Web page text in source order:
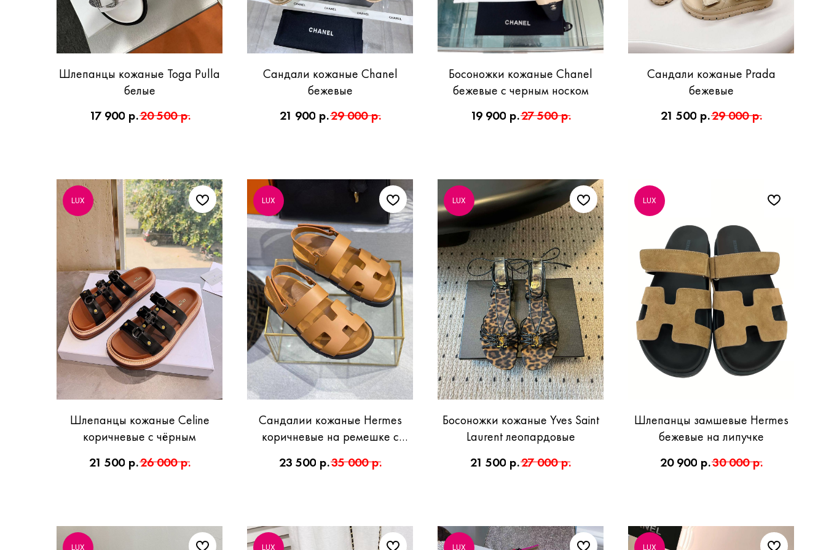
Шлепанцы кожаные Toga Pulla
белые
17 900 р.20 500 р.
Сандали кожаные Chanel
бежевые
21 900 р.29 000 р.
Босоножки кожаные Chanel
бежевые с черным носком
19 900 р.27 500 р.
Сандали кожаные Prada
бежевые
21 500 р.29 000 р.
LUX
Шлепанцы кожаные Celine
коричневые с чёрным
21 500 р.26 000 р.
LUX
Сандалии кожаные Hermes
коричневые на ремешке с
23 500 р.35 000 р.
LUX
Босоножки кожаные Yves Saint
Laurent леопардовые
21 500 р.27 000 р.
LUX
Шлепанцы замшевые Hermes
бежевые на липучке
20 900 р.30 000 р.
LUX LUX LUX LUX